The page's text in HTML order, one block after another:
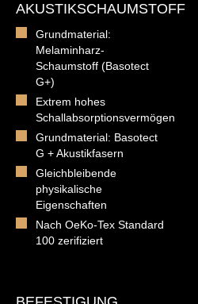
AKUSTIKSCHAUMSTOFF
Grundmaterial:
Melaminharz-
Schaumstoff (Basotect
G+)
Extrem hohes
Schallabsorptionsvermögen
Grundmaterial: Basotect
G + Akustikfasern
Gleichbleibende
physikalische
Eigenschaften
Nach OeKo-Tex Standard
100 zerifiziert